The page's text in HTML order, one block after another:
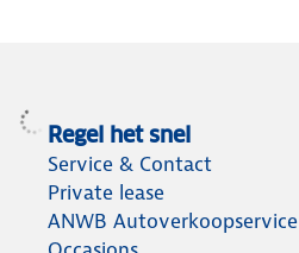
Regel het snel
Service & Contact
Private lease
ANWB Autoverkoopservice